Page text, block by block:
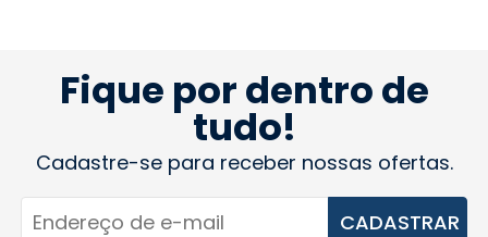
Fique por dentro de
tudo!
Cadastre-se para receber nossas ofertas.
CADASTRAR